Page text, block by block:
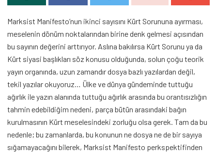
Marksist Manifesto’nun ikinci sayısını Kürt Sorununa ayırması,
meselenin dönüm noktalarından birine denk gelmesi açısından
bu sayının değerini arttırıyor. Aslına bakılırsa Kürt Sorunu ya da
Kürt siyasi başlıkları söz konusu olduğunda, solun çoğu teorik
yayın organında, uzun zamandır dosya bazlı yazılardan değil,
tekil yazılar okuyoruz… Ülke ve dünya gündeminde tuttuğu
ağırlık ile yazın alanında tuttuğu ağırlık arasında bu orantısızlığın
tahmin edebildiğim nedeni, parça bütün arasındaki bağın
kurulmasının Kürt meselesindeki zorluğu olsa gerek. Tam da bu
nedenle; bu zamanlarda, bu konunun ne dosya ne de bir sayıya
sığamayacağını bilerek, Marksist Manifesto perkspektifinden